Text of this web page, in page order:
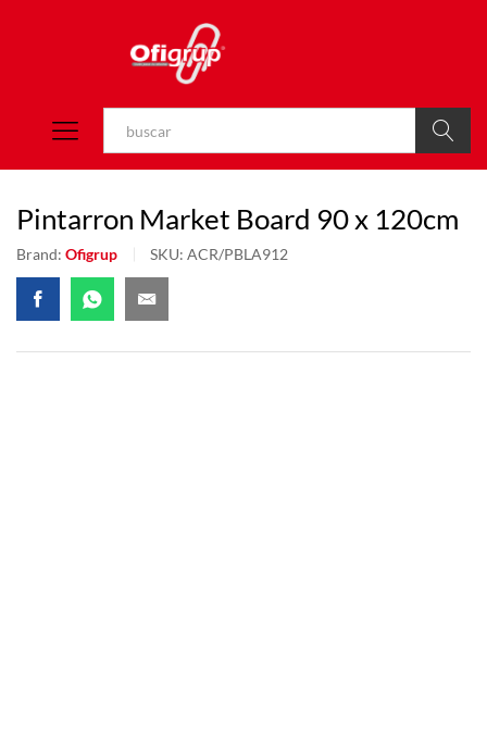
Buscar
Pintarron Market Board 90 x 120cm
Brand: Ofigrup SKU: ACR/PBLA912